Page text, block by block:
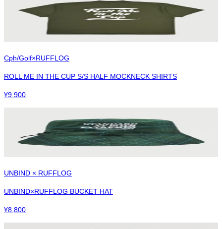
Cph/Golf×RUFFLOG
ROLL ME IN THE CUP S/S HALF MOCKNECK SHIRTS
¥9,900
UNBIND × RUFFLOG
UNBIND×RUFFLOG BUCKET HAT
¥8,800